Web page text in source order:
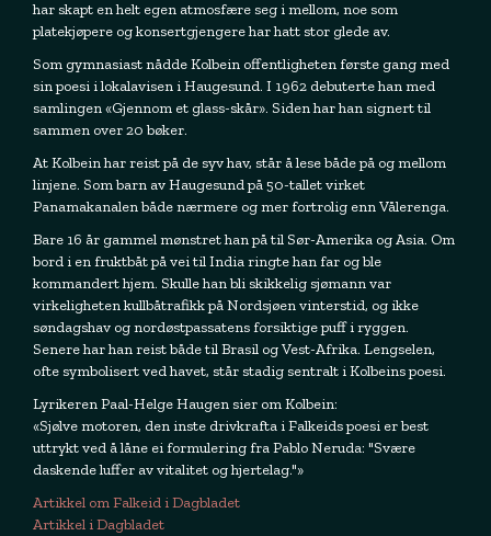
har skapt en helt egen atmosfære seg i mellom, noe som
platekjøpere og konsertgjengere har hatt stor glede av.
Som gymnasiast nådde Kolbein offentligheten første gang med
sin poesi i lokalavisen i Haugesund. I 1962 debuterte han med
samlingen «Gjennom et glass-skår». Siden har han signert til
sammen over 20 bøker.
At Kolbein har reist på de syv hav, står å lese både på og mellom
linjene. Som barn av Haugesund på 50-tallet virket
Panamakanalen både nærmere og mer fortrolig enn Vålerenga.
Bare 16 år gammel mønstret han på til Sør-Amerika og Asia. Om
bord i en fruktbåt på vei til India ringte han far og ble
kommandert hjem. Skulle han bli skikkelig sjømann var
virkeligheten kullbåtrafikk på Nordsjøen vinterstid, og ikke
søndagshav og nordøstpassatens forsiktige puff i ryggen.
Senere har han reist både til Brasil og Vest-Afrika. Lengselen,
ofte symbolisert ved havet, står stadig sentralt i Kolbeins poesi.
Lyrikeren Paal-Helge Haugen sier om Kolbein:
«Sjølve motoren, den inste drivkrafta i Falkeids poesi er best
uttrykt ved å låne ei formulering fra Pablo Neruda: "Svære
daskende luffer av vitalitet og hjertelag."»
Artikkel om Falkeid i Dagbladet
Artikkel i Dagbladet